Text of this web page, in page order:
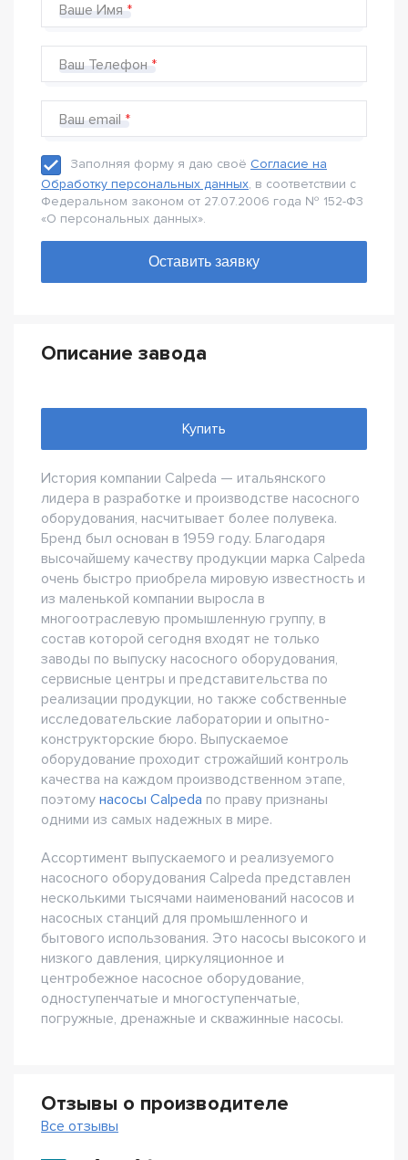
Ваше Имя
Ваш Телефон
Ваш email
Заполняя форму я даю своё Согласие на
Обработку персональных данных, в соответствии с
Федеральном законом от 27.07.2006 года № 152-Ф3
«О персональных данных».
Описание завода
Купить
История компании Calpeda — итальянского
лидера в разработке и производстве насосного
оборудования, насчитывает более полувека.
Бренд был основан в 1959 году. Благодаря
высочайшему качеству продукции марка Calpeda
очень быстро приобрела мировую известность и
из маленькой компании выросла в
многоотраслевую промышленную группу, в
состав которой сегодня входят не только
заводы по выпуску насосного оборудования,
сервисные центры и представительства по
реализации продукции, но также собственные
исследовательские лаборатории и опытно-
конструкторские бюро. Выпускаемое
оборудование проходит строжайший контроль
качества на каждом производственном этапе,
поэтому насосы Calpeda по праву признаны
одними из самых надежных в мире.
Ассортимент выпускаемого и реализуемого
насосного оборудования Calpeda представлен
несколькими тысячами наименований насосов и
насосных станций для промышленного и
бытового использования. Это насосы высокого и
низкого давления, циркуляционное и
центробежное насосное оборудование,
одноступенчатые и многоступенчатые,
погружные, дренажные и скважинные насосы.
Отзывы о производителе
Все отзывы